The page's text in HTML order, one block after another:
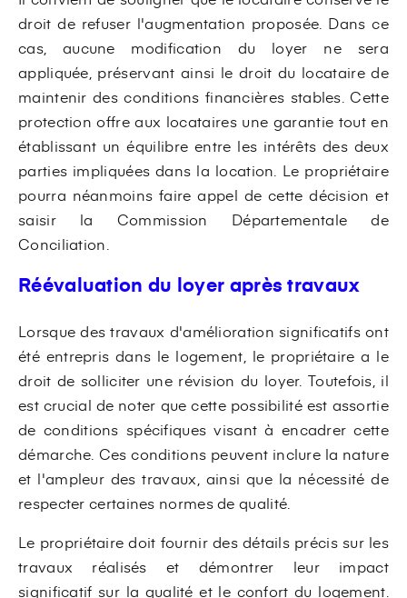
droit de refuser l'augmentation proposée. Dans ce
cas, aucune modification du loyer ne sera
appliquée, préservant ainsi le droit du locataire de
maintenir des conditions financières stables. Cette
protection offre aux locataires une garantie tout en
établissant un équilibre entre les intérêts des deux
parties impliquées dans la location. Le propriétaire
pourra néanmoins faire appel de cette décision et
saisir la Commission Départementale de
Conciliation.
Réévaluation du loyer après travaux
Lorsque des travaux d'amélioration significatifs ont
été entrepris dans le logement, le propriétaire a le
droit de solliciter une révision du loyer. Toutefois, il
est crucial de noter que cette possibilité est assortie
de conditions spécifiques visant à encadrer cette
démarche. Ces conditions peuvent inclure la nature
et l'ampleur des travaux, ainsi que la nécessité de
respecter certaines normes de qualité.
Le propriétaire doit fournir des détails précis sur les
travaux réalisés et démontrer leur impact
significatif sur la qualité et le confort du logement.